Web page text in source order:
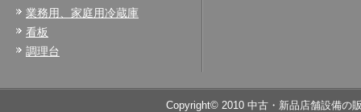
業務用、家庭用冷蔵庫
看板
調理台
Copyright© 2010 中古・新品店舗設備の